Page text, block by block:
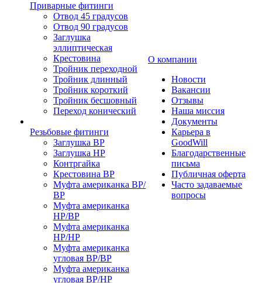
Приварные фитинги
Отвод 45 градусов
Отвод 90 градусов
Заглушка
эллиптическая
Крестовина
Тройник переходной
Тройник длинный
Тройник короткий
Тройник бесшовный
Переход конический
Резьбовые фитинги
Заглушка ВР
Заглушка НР
Контргайка
Крестовина ВР
Муфта американка ВР/
ВР
Муфта американка
НР/ВР
Муфта американка
НР/НР
Муфта американка
угловая ВР/ВР
Муфта американка
угловая ВР/НР
О компании
Новости
Вакансии
Отзывы
Наша миссия
Документы
Карьера в
GoodWill
Благодарственные
письма
Публичная оферта
Часто задаваемые
вопросы